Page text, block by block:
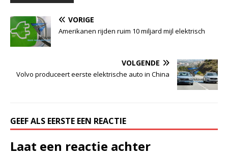
VORIGE
Amerikanen rijden ruim 10 miljard mijl elektrisch
VOLGENDE
Volvo produceert eerste elektrische auto in China
GEEF ALS EERSTE EEN REACTIE
Laat een reactie achter